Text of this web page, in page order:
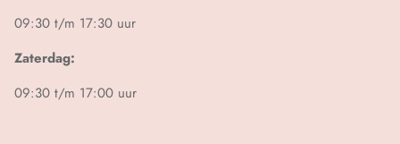
09:30 t/m 17:30 uur
Zaterdag:
09:30 t/m 17:00 uur